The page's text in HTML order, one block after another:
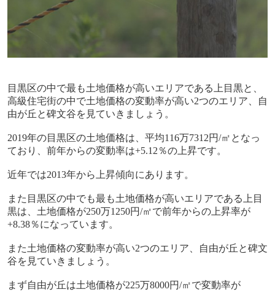
目黒区の中で最も土地価格が高いエリアである上目黒と、
高級住宅街の中で土地価格の変動率が高い2つのエリア、自
由が丘と碑文谷を見ていきましょう。
2019年の目黒区の土地価格は、平均116万7312円/㎡となっ
ており、前年からの変動率は+5.12 ％の上昇です。
近年では2013年から上昇傾向にあります。
また目黒区の中でも最も土地価格が高いエリアである上目
黒は、土地価格が250万1250円/㎡で前年からの上昇率が
+8.38％になっています。
また土地価格の変動率が高い2つのエリア、自由が丘と碑文
谷を見ていきましょう。
まず自由が丘は土地価格が225万8000円/㎡で変動率が